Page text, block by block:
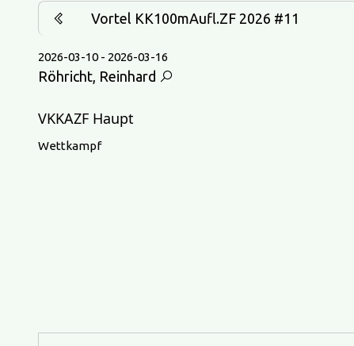
Vortel KK100mAufl.ZF 2026 #11
2026-03-10 - 2026-03-16
Röhricht, Reinhard
VKKAZF Haupt
Wettkampf